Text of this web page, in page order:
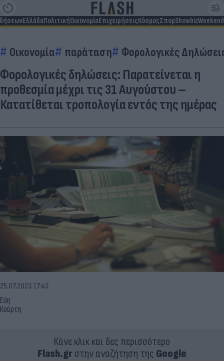
ΕλλάδαΠολιτικήΟικονομίαΕπιχειρήσειςΚόσμοςΣπορShowbizWeekend
Οικονομία παράταση Φορολογικές
Φορολογικές δηλώσεις: Παρατείνεται η
προθεσμία μέχρι τις 31 Αυγούστου –
Κατατίθεται τροπολογία εντός της ημέρας
Εύη
Κούρτη
25.07.2023 17:43
Κάνε κλικ και δες περισσότερο
Flash.grστην αναζήτηση της Google